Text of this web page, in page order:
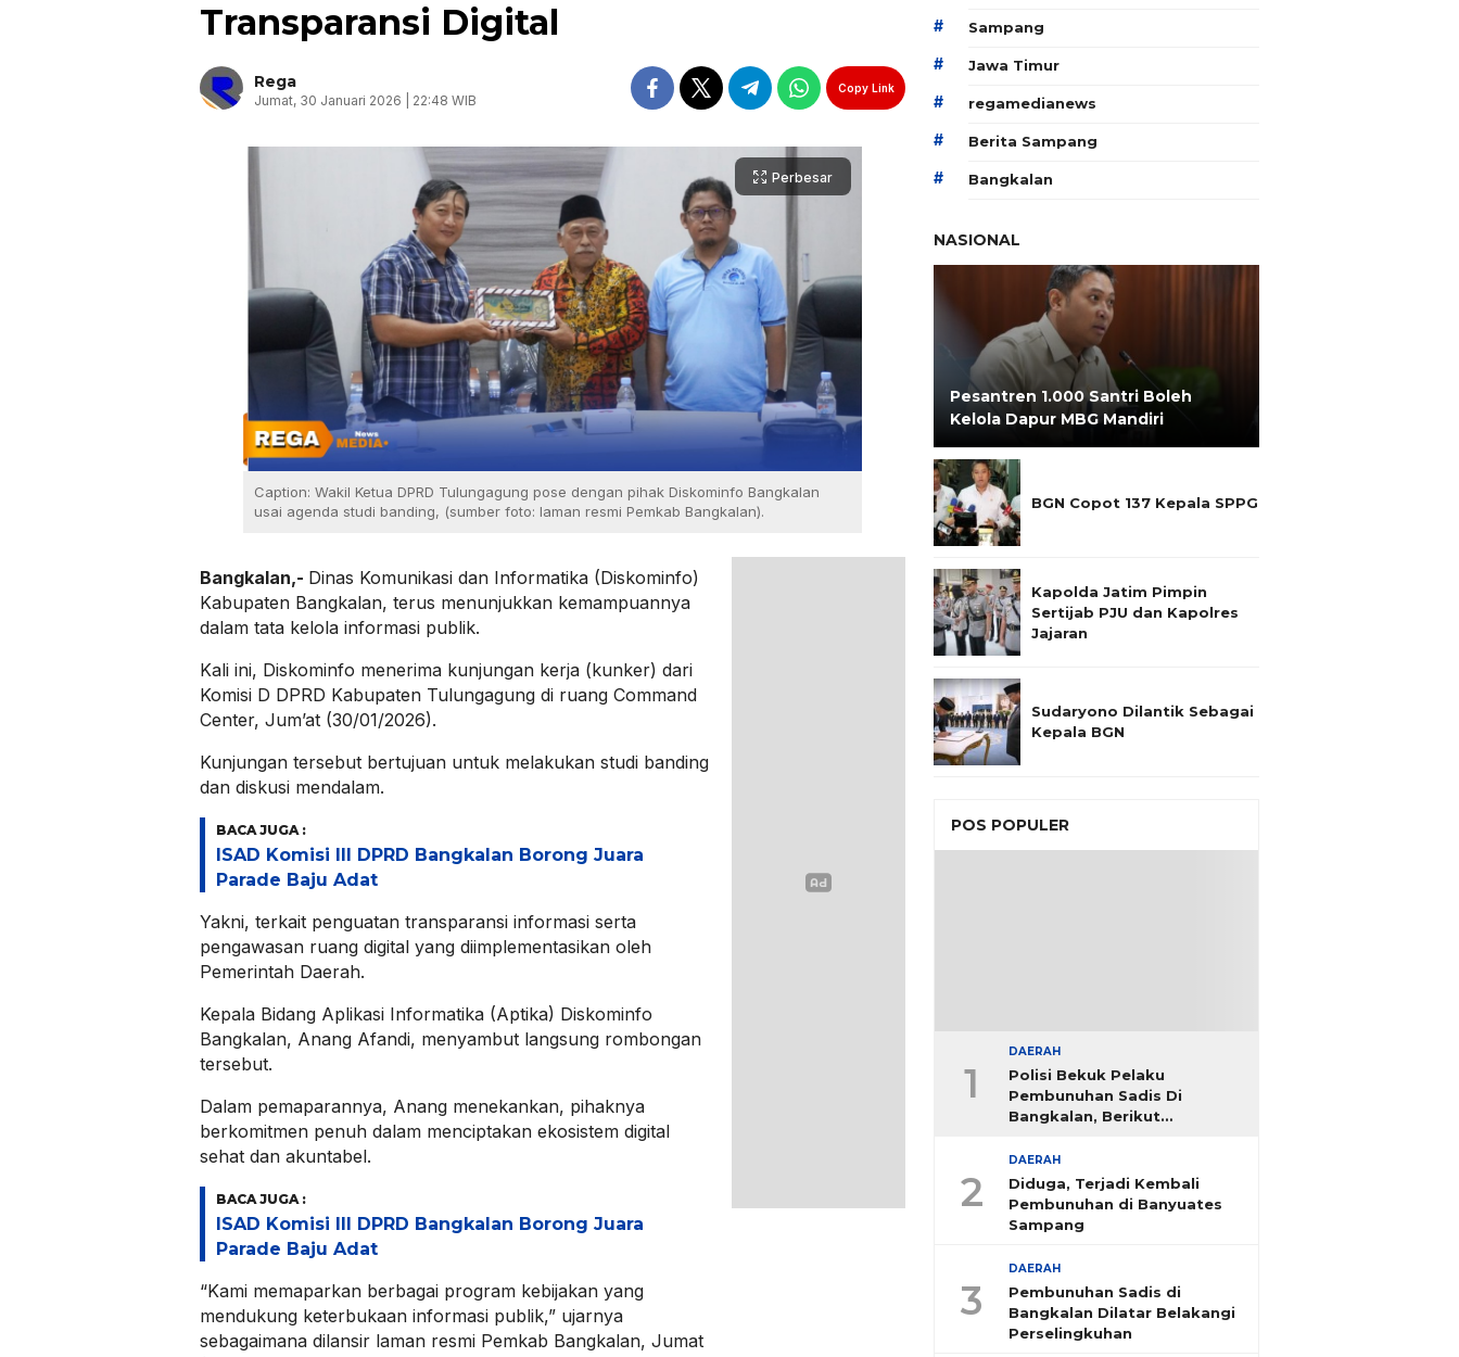
Transparansi Digital
Rega
Jumat, 30 Januari 2026 | 22:48 WIB
Copy Link
Perbesar
Caption: Wakil Ketua DPRD Tulungagung pose dengan pihak Diskominfo Bangkalan
usai agenda studi banding, (sumber foto: laman resmi Pemkab Bangkalan).
Bangkalan,- Dinas Komunikasi dan Informatika (Diskominfo)
Kabupaten Bangkalan, terus menunjukkan kemampuannya
dalam tata kelola informasi publik.
Kali ini, Diskominfo menerima kunjungan kerja (kunker) dari
Komisi D DPRD Kabupaten Tulungagung di ruang Command
Center, Jum’at (30/01/2026).
Kunjungan tersebut bertujuan untuk melakukan studi banding
dan diskusi mendalam.
BACA JUGA :
ISAD Komisi III DPRD Bangkalan Borong Juara
Parade Baju Adat
Yakni, terkait penguatan transparansi informasi serta
pengawasan ruang digital yang diimplementasikan oleh
Pemerintah Daerah.
Kepala Bidang Aplikasi Informatika (Aptika) Diskominfo
Bangkalan, Anang Afandi, menyambut langsung rombongan
tersebut.
Dalam pemaparannya, Anang menekankan, pihaknya
berkomitmen penuh dalam menciptakan ekosistem digital
sehat dan akuntabel.
BACA JUGA :
ISAD Komisi III DPRD Bangkalan Borong Juara
Parade Baju Adat
“Kami memaparkan berbagai program kebijakan yang
mendukung keterbukaan informasi publik,” ujarnya
sebagaimana dilansir laman resmi Pemkab Bangkalan, Jumat
# Sampang
# Jawa Timur
# regamedianews
# Berita Sampang
# Bangkalan
NASIONAL
Pesantren 1.000 Santri Boleh
Kelola Dapur MBG Mandiri
BGN Copot 137 Kepala SPPG
Kapolda Jatim Pimpin
Sertijab PJU dan Kapolres
Jajaran
Sudaryono Dilantik Sebagai
Kepala BGN
POS POPULER
1
DAERAH
Polisi Bekuk Pelaku
Pembunuhan Sadis Di
Bangkalan, Berikut
2
DAERAH
Diduga, Terjadi Kembali
Pembunuhan di Banyuates
Sampang
3
DAERAH
Pembunuhan Sadis di
Bangkalan Dilatar Belakangi
Perselingkuhan